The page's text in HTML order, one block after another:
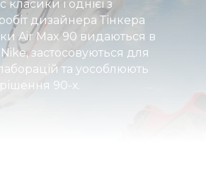
класики і однієї з
дизайнера Тінкера
Air Max 90 видаються в
застосовуються для
та уособлюють
90-х.